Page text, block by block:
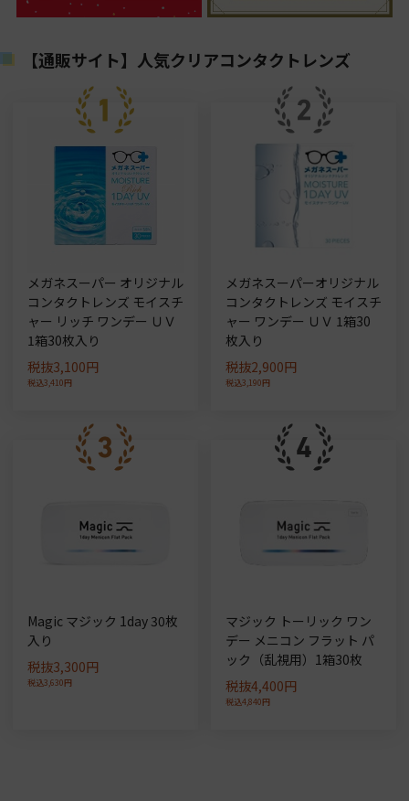
【通販サイト】人気クリアコンタクトレンズ
メガネスーパー オリジナル
コンタクトレンズ モイスチ
ャー リッチ ワンデー ＵＶ
1箱30枚入り
税抜3,100円
税込3,410円
メガネスーパーオリジナル
コンタクトレンズ モイスチ
ャー ワンデー ＵＶ 1箱30
枚入り
税抜2,900円
税込3,190円
Magic マジック 1day 30枚
入り
税抜3,300円
税込3,630円
マジック トーリック ワン
デー メニコン フラット パ
ック（乱視用）1箱30枚
税抜4,400円
税込4,840円